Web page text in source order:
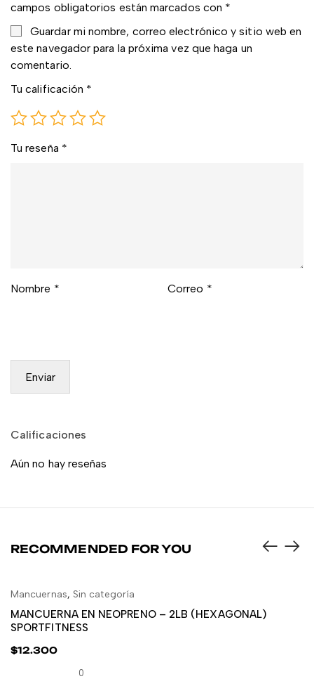
campos obligatorios están marcados con *
Guardar mi nombre, correo electrónico y sitio web en
este navegador para la próxima vez que haga un
comentario.
Tu calificación *
Tu reseña *
Nombre * Correo *
Calificaciones
Aún no hay reseñas
RECOMMENDED FOR YOU
AÑADIR AL CARRITO
Mancuernas, Sin categoría
MANCUERNA EN NEOPRENO – 2LB (HEXAGONAL)
SPORTFITNESS
$12.300
0